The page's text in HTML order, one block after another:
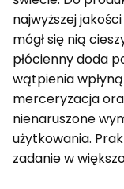
najwyższej
mógł się nią
płócienny doda
wątpienia
merceryzacja
nienaruszone
użytkowania.
zadanie w